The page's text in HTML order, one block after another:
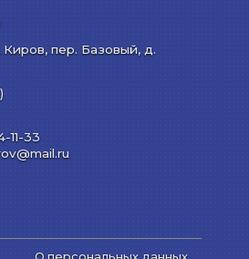
Киров, пер. Базовый, д.
11-33